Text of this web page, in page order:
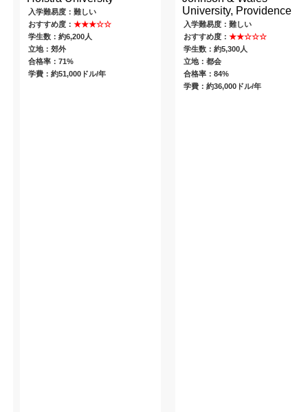
入学難易度：難しい
おすすめ度：★★★☆☆
学生数：約6,200人
立地：郊外
合格率：71%
学費：約51,000ドル/年
University, Providence
入学難易度：難しい
おすすめ度： ★★☆☆☆
学生数：約5,300人
立地：都会
合格率：84%
学費：約36,000ドル/年